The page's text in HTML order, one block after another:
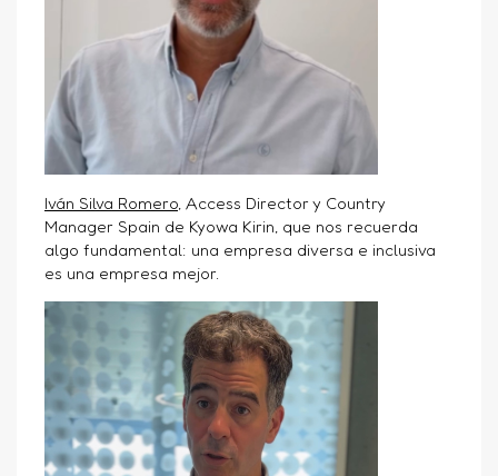
Iván Silva Romero, Access Director y Country
Manager Spain de Kyowa Kirin, que nos recuerda
algo fundamental: una empresa diversa e inclusiva
es una empresa mejor.